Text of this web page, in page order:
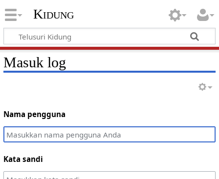
Kidung
Masuk log
Nama pengguna
Kata sandi